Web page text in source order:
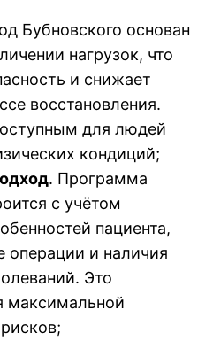
Бубновского основан
нагрузок, что
и снижает
восстановления.
для людей
кондиций;
. Программа
с учётом
пациента,
операции и наличия
Это
максимальной